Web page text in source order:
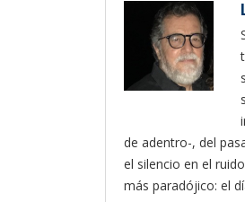
de adentro-, del
el silencio en el
más paradójico: el